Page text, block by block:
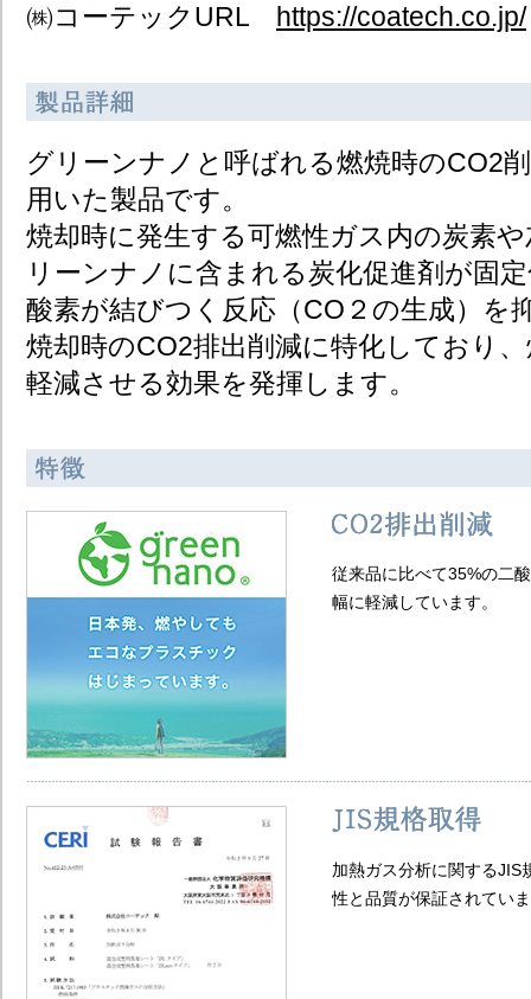
㈱コーテックURL https://coatech.co.jp/​
グリーンナノと呼ばれる燃焼時のCO2
用いた製品です。​
焼却時に発生する可燃性ガス内の炭素
リーンナノに含まれる炭化促進剤が固
酸素が結びつく反応（CO２の生成）を
焼却時のCO2排出削減に特化しており
軽減させる効果を発揮します。​
従来品に比べて35%の二
幅に軽減しています。​
加熱ガス分析に関するJIS
性と品質が保証されてい